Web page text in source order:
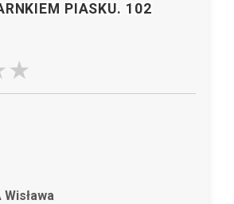
PIASKU. 102
Wisława